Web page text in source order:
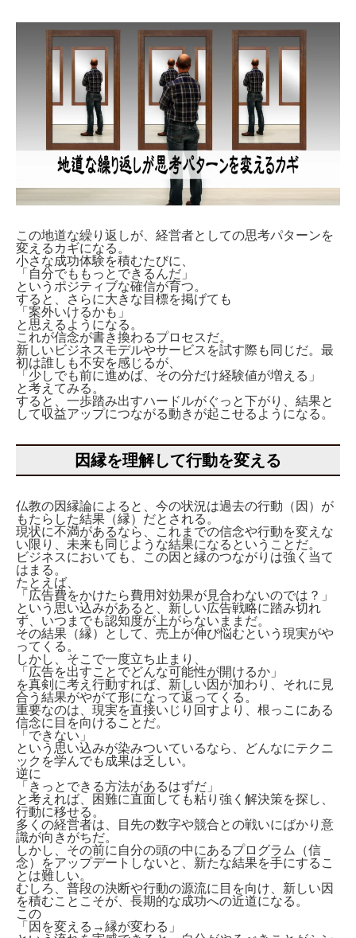
この地道な繰り返しが、経営者としての思考パターンを
変えるカギになる。
小さな成功体験を積むたびに、
「自分でももっとできるんだ」
というポジティブな確信が育つ。
すると、さらに大きな目標を掲げても
「案外いけるかも」
と思えるようになる。
これが信念が書き換わるプロセスだ。
新しいビジネスモデルやサービスを試す際も同じだ。最
初は誰しも不安を感じるが、
「少しでも前に進めば、その分だけ経験値が増える」
と考えてみる。
すると、一歩踏み出すハードルがぐっと下がり、結果と
して収益アップにつながる動きが起こせるようになる。
因縁を理解して行動を変える
仏教の因縁論によると、今の状況は過去の行動（因）が
もたらした結果（縁）だとされる。
現状に不満があるなら、これまでの信念や行動を変えな
い限り、未来も同じような結果になるということだ。
ビジネスにおいても、この因と縁のつながりは強く当て
はまる。
たとえば、
「広告費をかけたら費用対効果が見合わないのでは？」
という思い込みがあると、新しい広告戦略に踏み切れ
ず、いつまでも認知度が上がらないままだ。
その結果（縁）として、売上が伸び悩むという現実がや
ってくる。
しかし、そこで一度立ち止まり、
「広告を出すことでどんな可能性が開けるか」
を真剣に考え行動すれば、新しい因が加わり、それに見
合う結果がやがて形になって返ってくる。
重要なのは、現実を直接いじり回すより、根っこにある
信念に目を向けることだ。
「できない」
という思い込みが染みついているなら、どんなにテクニ
ックを学んでも成果は乏しい。
逆に
「きっとできる方法があるはずだ」
と考えれば、困難に直面しても粘り強く解決策を探し、
行動に移せる。
多くの経営者は、目先の数字や競合との戦いにばかり意
識が向きがちだ。
しかし、その前に自分の頭の中にあるプログラム（信
念）をアップデートしないと、新たな結果を手にするこ
とは難しい。
むしろ、普段の決断や行動の源流に目を向け、新しい因
を積むことこそが、長期的な成功への近道になる。
この
「因を変える→縁が変わる」